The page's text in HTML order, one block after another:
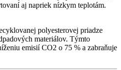
aj napriek nízkym teplotám.
polyesterovej priadze
materiálov. Týmto
emisií CO2 o 75 % a zabraňuje